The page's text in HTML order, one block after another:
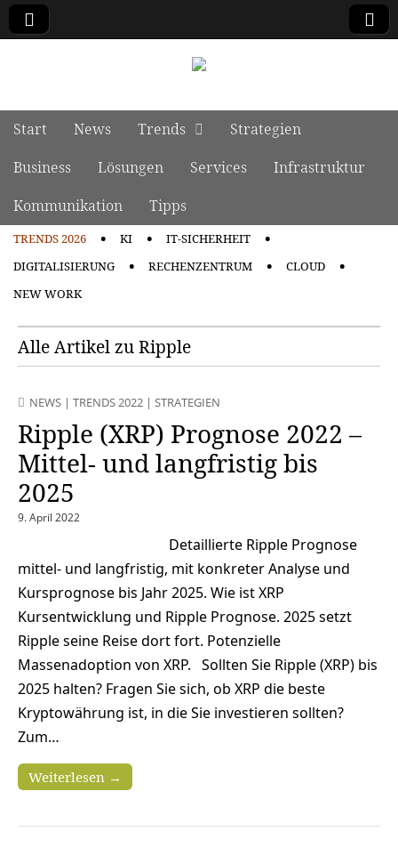
Main menu
Skip to content
Start News Trends
Strategien
Business
Lösungen Services
Infrastruktur
Kommunikation
Tipps
TRENDS 2026 KI
IT-SICHERHEIT
DIGITALISIERUNG
RECHENZENTRUM
CLOUD
NEW WORK
Alle Artikel zu Ripple
NEWS | TRENDS 2022 | STRATEGIEN
Ripple (XRP) Prognose 2022 –
Mittel- und langfristig bis
2025
9. April 2022
Detaillierte Ripple Prognose
mittel- und langfristig, mit konkreter Analyse und
Kursprognose bis Jahr 2025. Wie ist XRP
Kursentwicklung und Ripple Prognose. 2025 setzt
Ripple seine Reise dort fort. Potenzielle
Massenadoption von XRP. Sollten Sie Ripple (XRP) bis
2025 halten? Fragen Sie sich, ob XRP die beste
Kryptowährung ist, in die Sie investieren sollten?
Zum…
Weiterlesen →